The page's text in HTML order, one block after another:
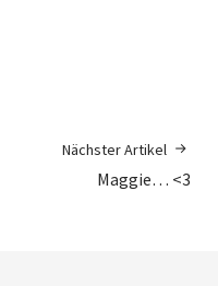
Nächster Artikel
Maggie… <3